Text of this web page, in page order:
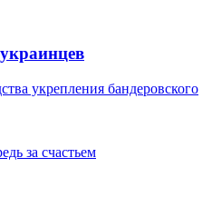
укрепления бандеровского